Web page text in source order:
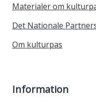
Materialer om
Det Nationale
Om kulturpas
Information